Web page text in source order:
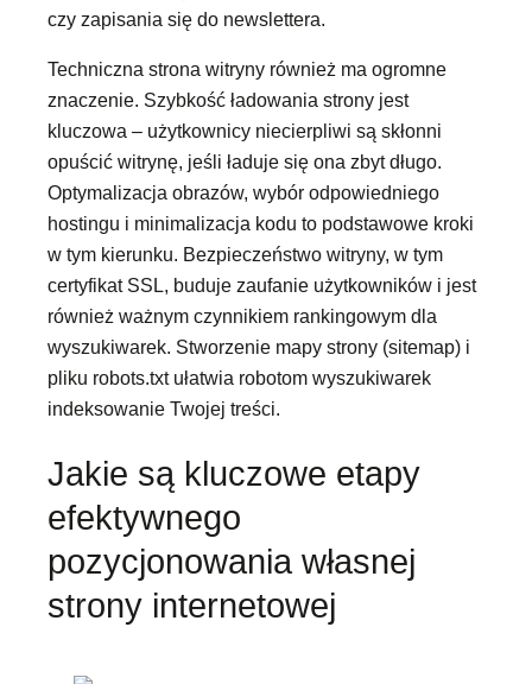
czy zapisania się do newslettera.
Techniczna strona witryny również ma ogromne
znaczenie. Szybkość ładowania strony jest
kluczowa – użytkownicy niecierpliwi są skłonni
opuścić witrynę, jeśli ładuje się ona zbyt długo.
Optymalizacja obrazów, wybór odpowiedniego
hostingu i minimalizacja kodu to podstawowe kroki
w tym kierunku. Bezpieczeństwo witryny, w tym
certyfikat SSL, buduje zaufanie użytkowników i jest
również ważnym czynnikiem rankingowym dla
wyszukiwarek. Stworzenie mapy strony (sitemap) i
pliku robots.txt ułatwia robotom wyszukiwarek
indeksowanie Twojej treści.
Jakie są kluczowe etapy
efektywnego
pozycjonowania własnej
strony internetowej